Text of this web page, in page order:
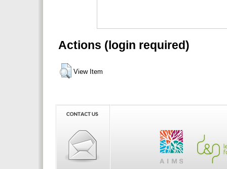
Actions (login required)
View Item